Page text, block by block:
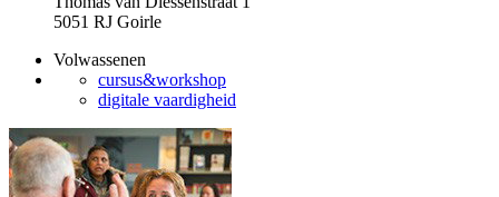
5051 RJ Goirle
Volwassenen
cursus&workshop
digitale vaardigheid